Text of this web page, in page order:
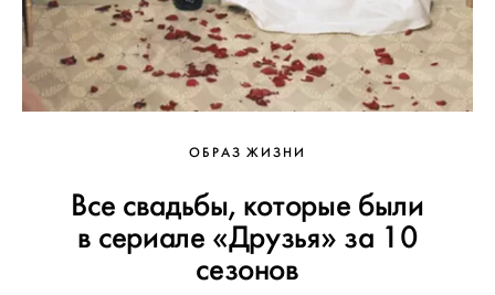
ОБРАЗ ЖИЗНИ
Все свадьбы, которые были
в сериале «Друзья» за 10
сезонов